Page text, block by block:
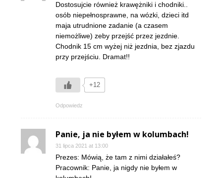
Dostosujcie również krawężniki i chodniki..
osób niepełnosprawne, na wózki, dzieci itd
maja utrudnione zadanie (a czasem
niemożliwe) zeby przejść przez jezdnie.
Chodnik 15 cm wyżej niż jezdnia, bez zjazdu
przy przejściu. Dramat!!
+12
Odpowiedz
Panie, ja nie byłem w kolumbach!
31 lipca 2021 at 13:00
Prezes: Mówią, że tam z nimi działałeś?
Pracownik: Panie, ja nigdy nie byłem w